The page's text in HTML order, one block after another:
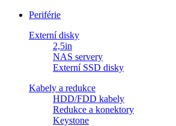
Periférie
Externí disky
2,5in
NAS servery
Externí SSD disky
Kabely a redukce
HDD/FDD kabely
Redukce a konektory
Keystone